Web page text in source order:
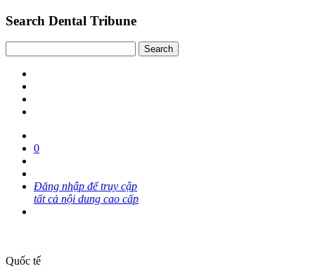
Search Dental Tribune
0
Đăng nhập để truy cập
tất cả nội dung cao cấp
Quốc tế